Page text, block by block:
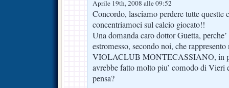
Aprile 19th, 2008 alle 09:52
Concordo, lasciamo perdere tutte questte
concentriamoci sul calcio giocato!!
Una domanda caro dottor Guetta,
estromesso, secondo noi, che
VIOLACLUB MONTECASSIANO, in
avrebbe fatto molto piu’ comodo di Vieri
pensa?